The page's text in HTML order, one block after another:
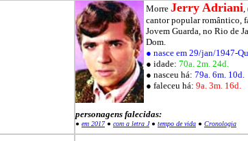
Morre Jerry Adriani,
cantor popular romântico,
Jovem Guarda, no Rio de
Dom.
● nasce em 29/jan/1947-
● idade: 70a. 2m. 24d.
● nasceu há: 79a. 6m. 10d.
● faleceu há: 9a. 3m. 16d.
personagens falecidas:
● em 2017● com a letra J● tempo de vida ● Cronologia